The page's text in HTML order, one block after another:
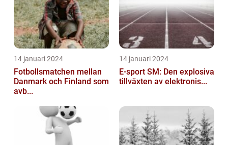
14 januari 2024
Fotbollsmatchen mellan
Danmark och Finland som
avb...
14 januari 2024
E-sport SM: Den explosiva
tillväxten av elektronis...